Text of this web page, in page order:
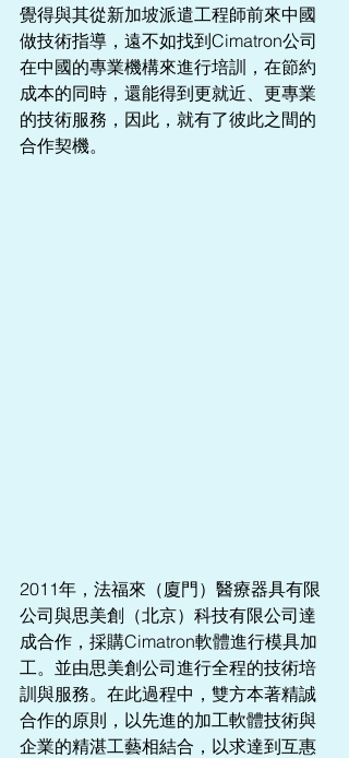
覺得與其從新加坡派遣工程師前來中國
做技術指導，遠不如找到Cimatron公司
在中國的專業機構來進行培訓，在節約
成本的同時，還能得到更就近、更專業
的技術服務，因此，就有了彼此之間的
合作契機。
2011年，法福來（廈門）醫療器具有限
公司與思美創（北京）科技有限公司達
成合作，採購Cimatron軟體進行模具加
工。並由思美創公司進行全程的技術培
訓與服務。在此過程中，雙方本著精誠
合作的原則，以先進的加工軟體技術與
企業的精湛工藝相結合，以求達到互惠